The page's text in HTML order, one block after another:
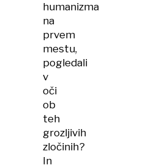
humanizma
na
prvem
mestu,
pogledali
v
oči
ob
teh
grozljivih
zločinih?
In